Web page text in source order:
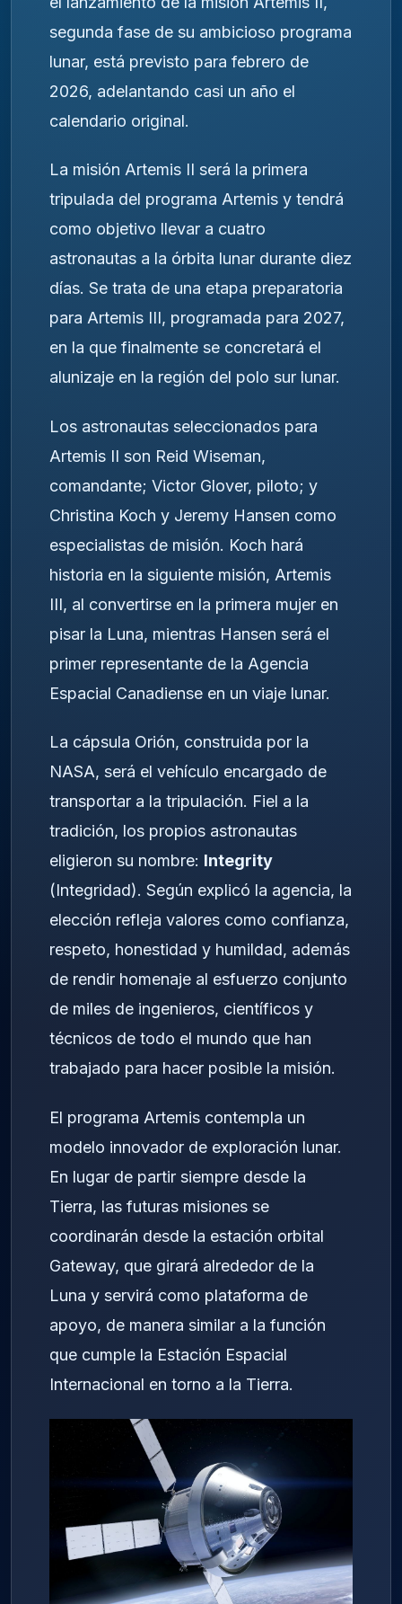
segunda fase de su ambicioso programa
lunar, está previsto para febrero de
2026, adelantando casi un año el
calendario original.
La misión Artemis II será la primera
tripulada del programa Artemis y tendrá
como objetivo llevar a cuatro
astronautas a la órbita lunar durante diez
días. Se trata de una etapa preparatoria
para Artemis III, programada para 2027,
en la que finalmente se concretará el
alunizaje en la región del polo sur lunar.
Los astronautas seleccionados para
Artemis II son Reid Wiseman,
comandante; Victor Glover, piloto; y
Christina Koch y Jeremy Hansen como
especialistas de misión. Koch hará
historia en la siguiente misión, Artemis
III, al convertirse en la primera mujer en
pisar la Luna, mientras Hansen será el
primer representante de la Agencia
Espacial Canadiense en un viaje lunar.
La cápsula Orión, construida por la
NASA, será el vehículo encargado de
transportar a la tripulación. Fiel a la
tradición, los propios astronautas
eligieron su nombre: Integrity
(Integridad). Según explicó la agencia, la
elección refleja valores como confianza,
respeto, honestidad y humildad, además
de rendir homenaje al esfuerzo conjunto
de miles de ingenieros, científicos y
técnicos de todo el mundo que han
trabajado para hacer posible la misión.
El programa Artemis contempla un
modelo innovador de exploración lunar.
En lugar de partir siempre desde la
Tierra, las futuras misiones se
coordinarán desde la estación orbital
Gateway, que girará alrededor de la
Luna y servirá como plataforma de
apoyo, de manera similar a la función
que cumple la Estación Espacial
Internacional en torno a la Tierra.